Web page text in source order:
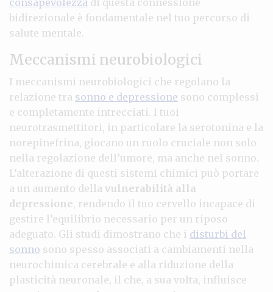
bidirezionale è fondamentale nel tuo percorso di
salute mentale.
Meccanismi neurobiologici
I meccanismi neurobiologici che regolano la
relazione tra sonno e depressione sono complessi
e completamente intrecciati. I tuoi
neurotrasmettitori, in particolare la serotonina e la
norepinefrina, giocano un ruolo cruciale non solo
nella regolazione dell’umore, ma anche nel sonno.
L’alterazione di questi sistemi chimici può portare
a un aumento della vulnerabilità alla
depressione, rendendo il tuo cervello incapace di
gestire l’equilibrio necessario per un riposo
adeguato. Gli studi dimostrano che i disturbi del
sonno sono spesso associati a cambiamenti nella
neurochimica cerebrale e alla riduzione della
plasticità neuronale, il che, a sua volta, influisce